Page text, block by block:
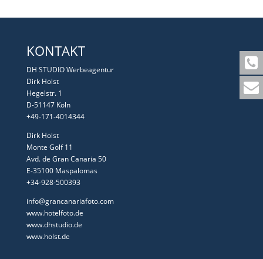
KONTAKT
DH STUDIO Werbeagentur
Dirk Holst
Hegelstr. 1
D-51147 Köln
+49-171-4014344
Dirk Holst
Monte Golf 11
Avd. de Gran Canaria 50
E-35100 Maspalomas
+34-928-500393
info@grancanariafoto.com
www.hotelfoto.de
www.dhstudio.de
www.holst.de